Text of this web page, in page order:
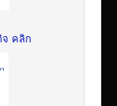
จ คลิก